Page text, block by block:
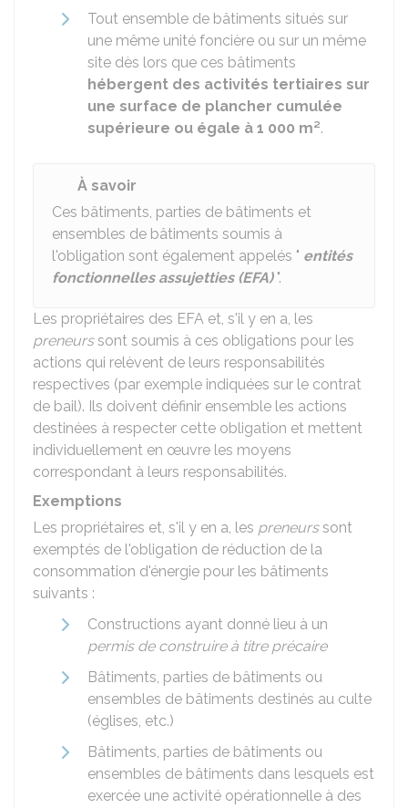
Tout ensemble de bâtiments situés sur
une même unité foncière ou sur un même
site dès lors que ces bâtiments
hébergent des activités tertiaires sur
une surface de plancher cumulée
supérieure ou égale à 1 000 m².
À savoir
Ces bâtiments, parties de bâtiments et
ensembles de bâtiments soumis à
l'obligation sont également appelés " entités
fonctionnelles assujetties (EFA)".
Les propriétaires des EFA et, s'il y en a, les
preneurssont soumis à ces obligations pour les
actions qui relèvent de leurs responsabilités
respectives (par exemple indiquées sur le contrat
de bail). Ils doivent définir ensemble les actions
destinées à respecter cette obligation et mettent
individuellement en œuvre les moyens
correspondant à leurs responsabilités.
Exemptions
Les propriétaires et, s'il y en a, les preneurssont
exemptés de l'obligation de réduction de la
consommation d'énergie pour les bâtiments
suivants :
Constructions ayant donné lieu à un
permis de construire à titre précaire
Bâtiments, parties de bâtiments ou
ensembles de bâtiments destinés au culte
(églises, etc.)
Bâtiments, parties de bâtiments ou
ensembles de bâtiments dans lesquels est
exercée une activité opérationnelle à des